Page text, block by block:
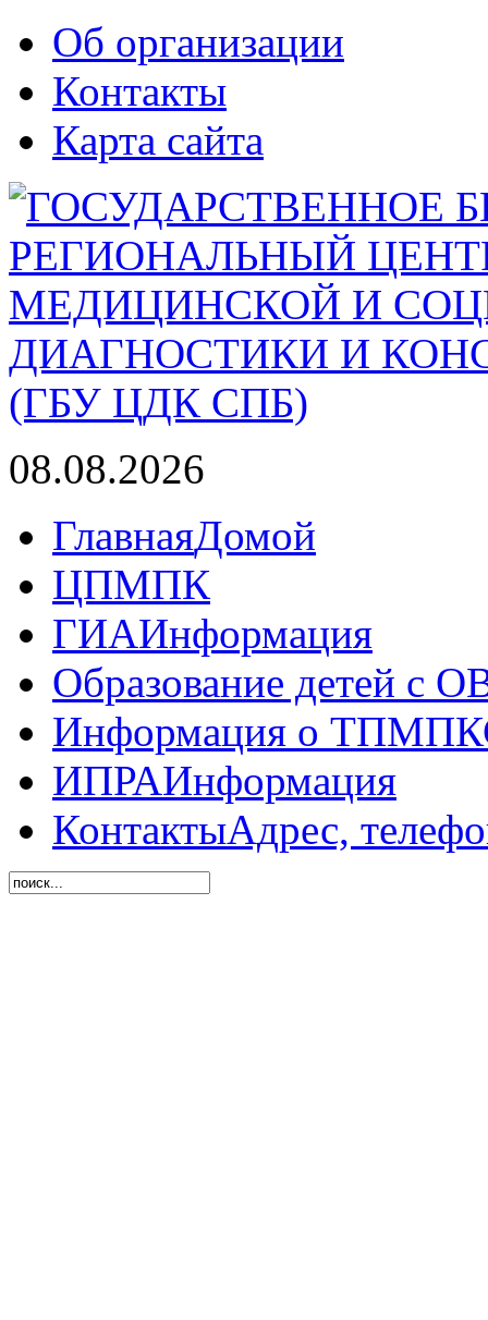
Об организации
Контакты
Карта сайта
08.08.2026
ГлавнаяДомой
ЦПМПК
ГИАИнформация
Образование детей с
Информация о ТПМПК
ИПРАИнформация
КонтактыАдрес,